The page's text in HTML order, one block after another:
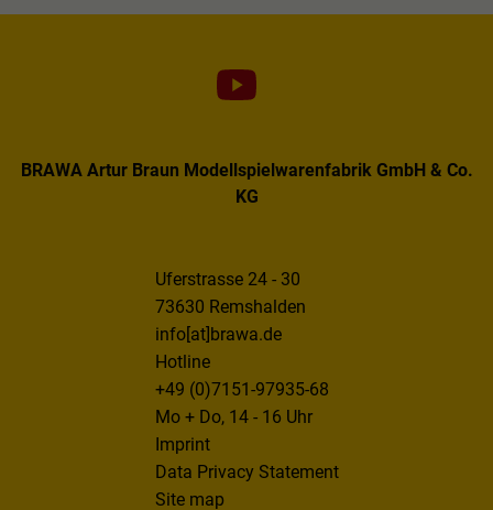
BRAWA Artur Braun Modellspielwarenfabrik GmbH & Co.
KG
Uferstrasse 24 - 30
73630 Remshalden
info[at]brawa.de
Hotline
+49 (0)7151-97935-68
Mo + Do, 14 - 16 Uhr
Imprint
Data Privacy Statement
Site map